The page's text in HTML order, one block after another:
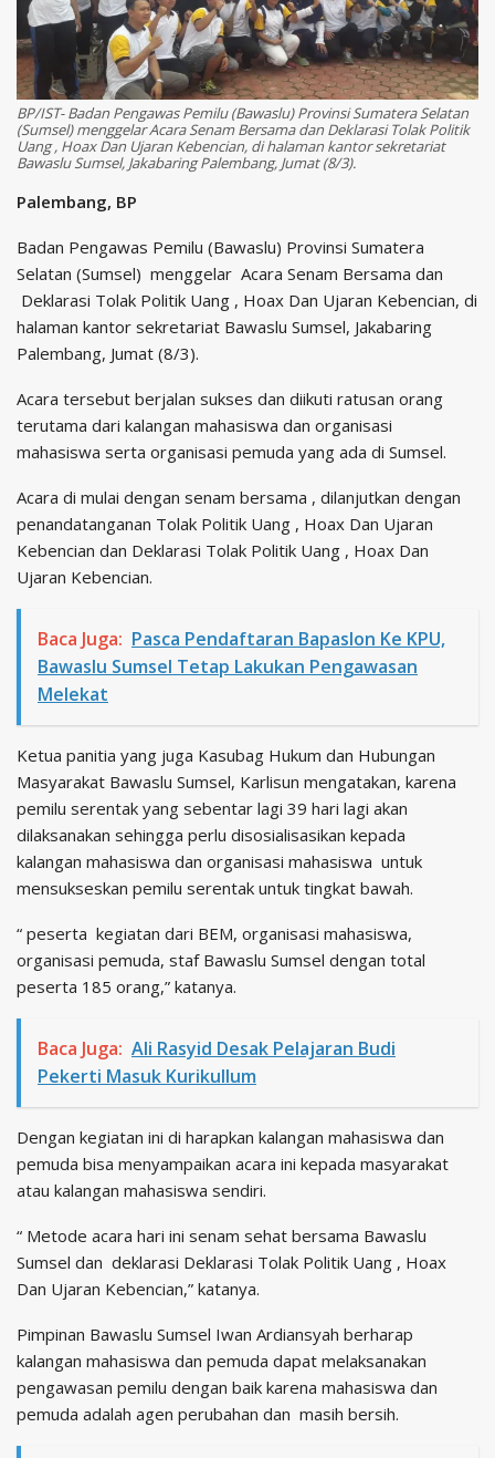
BP/IST- Badan Pengawas Pemilu (Bawaslu) Provinsi Sumatera Selatan
(Sumsel) menggelar Acara Senam Bersama dan Deklarasi Tolak Politik
Uang , Hoax Dan Ujaran Kebencian, di halaman kantor sekretariat
Bawaslu Sumsel, Jakabaring Palembang, Jumat (8/3).
Palembang, BP
Badan Pengawas Pemilu (Bawaslu) Provinsi Sumatera
Selatan (Sumsel) menggelar Acara Senam Bersama dan
Deklarasi Tolak Politik Uang , Hoax Dan Ujaran Kebencian, di
halaman kantor sekretariat Bawaslu Sumsel, Jakabaring
Palembang, Jumat (8/3).
Acara tersebut berjalan sukses dan diikuti ratusan orang
terutama dari kalangan mahasiswa dan organisasi
mahasiswa serta organisasi pemuda yang ada di Sumsel.
Acara di mulai dengan senam bersama , dilanjutkan dengan
penandatanganan Tolak Politik Uang , Hoax Dan Ujaran
Kebencian dan Deklarasi Tolak Politik Uang , Hoax Dan
Ujaran Kebencian.
Baca Juga: Pasca Pendaftaran Bapaslon Ke KPU,
Bawaslu Sumsel Tetap Lakukan Pengawasan
Melekat
Ketua panitia yang juga Kasubag Hukum dan Hubungan
Masyarakat Bawaslu Sumsel, Karlisun mengatakan, karena
pemilu serentak yang sebentar lagi 39 hari lagi akan
dilaksanakan sehingga perlu disosialisasikan kepada
kalangan mahasiswa dan organisasi mahasiswa untuk
mensukseskan pemilu serentak untuk tingkat bawah.
“ peserta kegiatan dari BEM, organisasi mahasiswa,
organisasi pemuda, staf Bawaslu Sumsel dengan total
peserta 185 orang,” katanya.
Baca Juga: Ali Rasyid Desak Pelajaran Budi
Pekerti Masuk Kurikullum
Dengan kegiatan ini di harapkan kalangan mahasiswa dan
pemuda bisa menyampaikan acara ini kepada masyarakat
atau kalangan mahasiswa sendiri.
“ Metode acara hari ini senam sehat bersama Bawaslu
Sumsel dan deklarasi Deklarasi Tolak Politik Uang , Hoax
Dan Ujaran Kebencian,” katanya.
Pimpinan Bawaslu Sumsel Iwan Ardiansyah berharap
kalangan mahasiswa dan pemuda dapat melaksanakan
pengawasan pemilu dengan baik karena mahasiswa dan
pemuda adalah agen perubahan dan masih bersih.